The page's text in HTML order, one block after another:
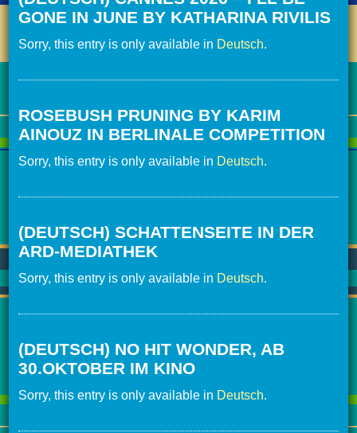
GONE IN JUNE BY KATHARINA RIVILIS
Sorry, this entry is only available in Deutsch.
ROSEBUSH PRUNING BY KARIM
AINOUZ IN BERLINALE COMPETITION
Sorry, this entry is only available in Deutsch.
(DEUTSCH) SCHATTENSEITE IN DER
ARD-MEDIATHEK
Sorry, this entry is only available in Deutsch.
(DEUTSCH) NO HIT WONDER, AB
30.OKTOBER IM KINO
Sorry, this entry is only available in Deutsch.